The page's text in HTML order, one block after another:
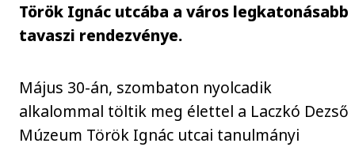
Török Ignác utcába a város legkatonásabb
tavaszi rendezvénye.
Május 30-án, szombaton nyolcadik
alkalommal töltik meg élettel a Laczkó Dezső
Múzeum Török Ignác utcai tanulmányi